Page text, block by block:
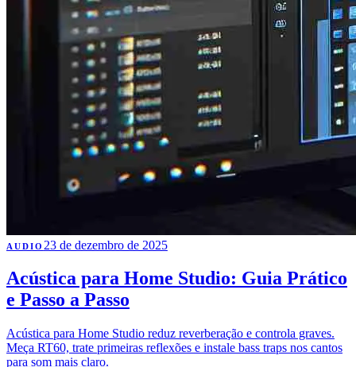
AUDIO 23 de dezembro de 2025
Acústica para Home Studio: Guia Prático
e Passo a Passo
Acústica para Home Studio reduz reverberação e controla graves.
Meça RT60, trate primeiras reflexões e instale bass traps nos cantos
para som mais claro.